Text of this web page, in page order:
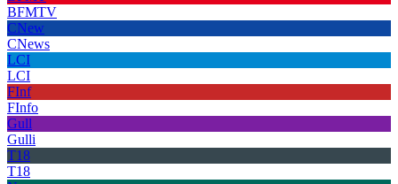
BFMTV
CNew
CNews
LCI
LCI
FInf
FInfo
Gull
Gulli
T18
T18